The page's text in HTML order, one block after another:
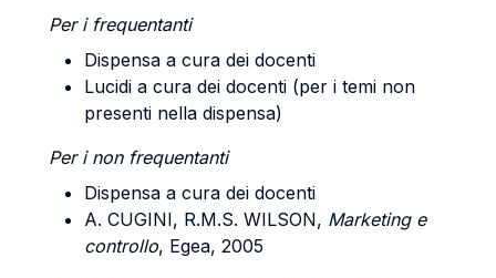
Per i frequentanti
Dispensa a cura dei docenti
Lucidi a cura dei docenti (per i temi non
presenti nella dispensa)
Per i non frequentanti
Dispensa a cura dei docenti
A. CUGINI, R.M.S. WILSON, Marketing e
controllo, Egea, 2005